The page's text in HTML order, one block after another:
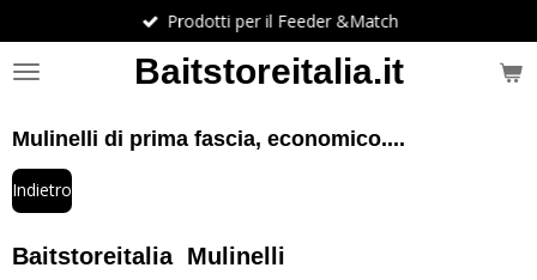
al
contenuto
Baitstoreitalia.it
Prodotti per il Feeder &Match
Mulinelli di prima fascia, economico....
Indietro
Baitstoreitalia Mulinelli